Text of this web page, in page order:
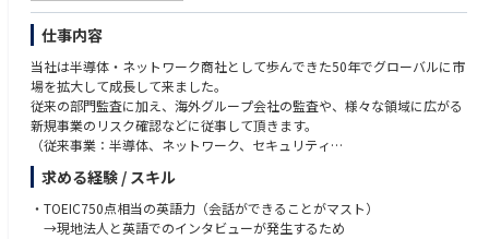
仕事内容
当社は半導体・ネットワーク商社として歩んできた50年でグローバルに市
場を拡大して成長して来ました。
従来の部門監査に加え、海外グループ会社の監査や、様々な領域に広がる
新規事業のリスク確認などに従事して頂きます。
（従来事業：半導体、ネットワーク、セキュリティ
新規事業：Smart Manufacturing/Mobility/AI/Robot/Medical/Agritechな
ど）求める経験 / スキル
・TOEIC750点相当の英語力（会話ができることがマスト）
→現地法人と英語でのインタビューが発生するため